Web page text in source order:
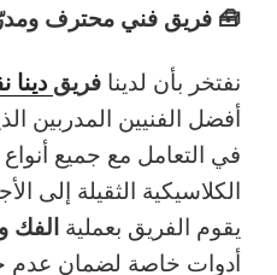
🧰 فريق فني محترف
نفتخر بأن لدينا فريق
أفضل الفنيين المدربين
في التعامل مع جميع
الكلاسيكية الثقيلة إلى
يقوم الفريق بعملية الفك
أدوات خاصة لضمان